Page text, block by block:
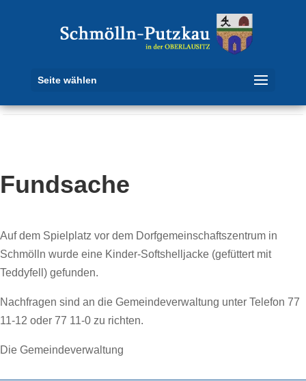
Seite wählen
Fundsache
Auf dem Spielplatz vor dem Dorfgemeinschaftszentrum in
Schmölln wurde eine Kinder-Softshelljacke (gefüttert mit
Teddyfell) gefunden.
Nachfragen sind an die Gemeindeverwaltung unter Telefon 77
11-12 oder 77 11-0 zu richten.
Die Gemeindeverwaltung